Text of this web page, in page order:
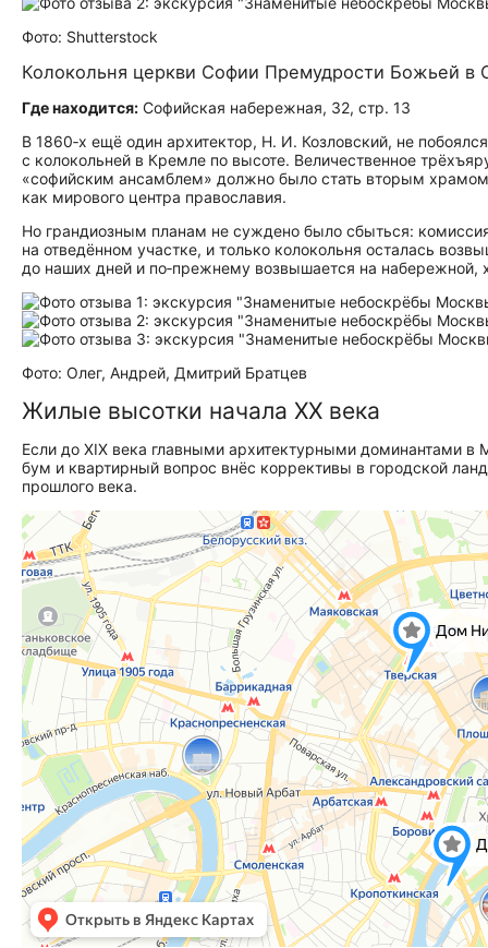
Фото: Shutterstock
Колокольня церкви Софии Премудрости Божьей в
Где находится: Софийская набережная, 32, стр. 13
В 1860‑х ещё один архитектор, Н. И. Козловский, не
с колокольней в Кремле по высоте. Величественное
«софийским ансамблем» должно было стать вторым
как мирового центра православия.
Но грандиозным планам не суждено было сбыться:
на отведённом участке, и только колокольня осталась
до наших дней и по‑прежнему возвышается на набережной,
Фото: Олег, Андрей, Дмитрий Братцев
Жилые высотки начала XX века
Если до XIX века главными архитектурными доминантами в
бум и квартирный вопрос внёс коррективы в городской
прошлого века.